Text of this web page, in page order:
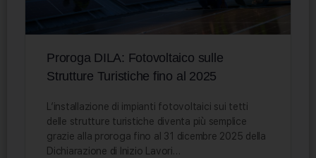
Proroga DILA: Fotovoltaico sulle
Strutture Turistiche fino al 2025
L’installazione di impianti fotovoltaici sui tetti
delle strutture turistiche diventa più semplice
grazie alla proroga fino al 31 dicembre 2025 della
Dichiarazione di Inizio Lavori…